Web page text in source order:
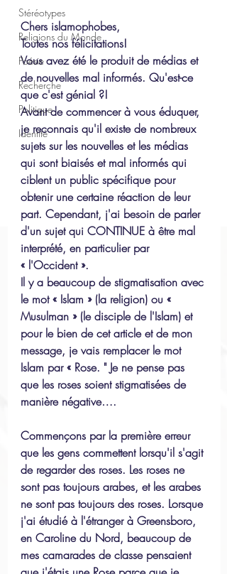
Stéréotypes
Religions du Monde
Poésie
Recherche
Politique
Identité
Chers islamophobes,
Toutes nos félicitations!
Vous avez été le produit de médias et
de nouvelles mal informés. Qu'est-ce
que c'est génial ?!
Avant de commencer à vous éduquer,
je reconnais qu'il existe de nombreux
sujets sur les nouvelles et les médias
qui sont biaisés et mal informés qui
ciblent un public spécifique pour
obtenir une certaine réaction de leur
part. Cependant, j'ai besoin de parler
d'un sujet qui CONTINUE à être mal
interprété, en particulier par
« l'Occident ».
Il y a beaucoup de stigmatisation avec
le mot « Islam » (la religion) ou «
Musulman » (le disciple de l'Islam) et
pour le bien de cet article et de mon
message, je vais remplacer le mot
Islam par « Rose. " Je ne pense pas
que les roses soient stigmatisées de
manière négative….
Commençons par la première erreur
que les gens commettent lorsqu'il s'agit
de regarder des roses. Les roses ne
sont pas toujours arabes, et les arabes
ne sont pas toujours des roses. Lorsque
j'ai étudié à l'étranger à Greensboro,
en Caroline du Nord, beaucoup de
mes camarades de classe pensaient